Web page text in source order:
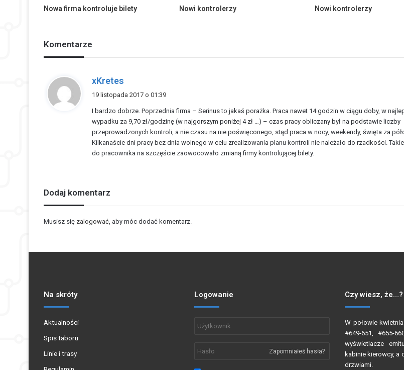
Nowa firma kontroluje bilety Nowi kontrolerzy Nowi kontrolerzy
Komentarze
xKretes
z
e
:
19 listopada 2017 o 01:39
I bardzo dobrze. Poprzednia firma – Serinus to jakaś porażka. Praca nawet 14 godzin w ciągu doby, w
wypadku za 9,70 zł/godzinę (w najgorszym poniżej 4 zł …) – czas pracy obliczany był na podstawie liczby
przeprowadzonych kontroli, a nie czasu na nie poświęconego, stąd praca w nocy, weekendy, święta za
Kilkanaście dni pracy bez dnia wolnego w celu zrealizowania planu kontroli nie należało do rzadkości.
do pracownika na szczęście zaowocowało zmianą firmy kontrolującej bilety.
Dodaj komentarz
Musisz się zalogować, aby móc dodać komentarz.
Na skróty
Aktualności
Spis taboru
Linie i trasy
Logowanie
Zapomniałeś hasła?
Czy wiesz, że…?
W połowie
#649-651, #655-
wyświetlacze
kabinie kierowcy, a
drzwiami.